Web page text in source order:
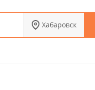
Хабаровск